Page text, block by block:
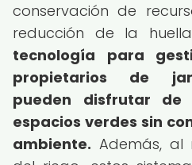
conservación de
reducción de la
tecnología para
propietarios de
pueden disfrutar
espacios verdes sin
ambiente. Además, al